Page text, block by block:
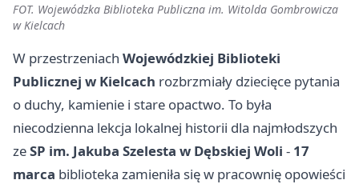
FOT. Wojewódzka Biblioteka Publiczna im. Witolda Gombrowicza
w Kielcach
W przestrzeniach Wojewódzkiej Biblioteki
Publicznej w Kielcach rozbrzmiały dziecięce pytania
o duchy, kamienie i stare opactwo. To była
niecodzienna lekcja lokalnej historii dla najmłodszych
zeSP im. Jakuba Szelesta w Dębskiej Woli - 17
marca biblioteka zamieniła się w pracownię opowieści